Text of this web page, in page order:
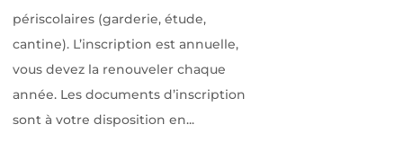
périscolaires (garderie, étude,
cantine). L’inscription est annuelle,
vous devez la renouveler chaque
année. Les documents d’inscription
sont à votre disposition en...